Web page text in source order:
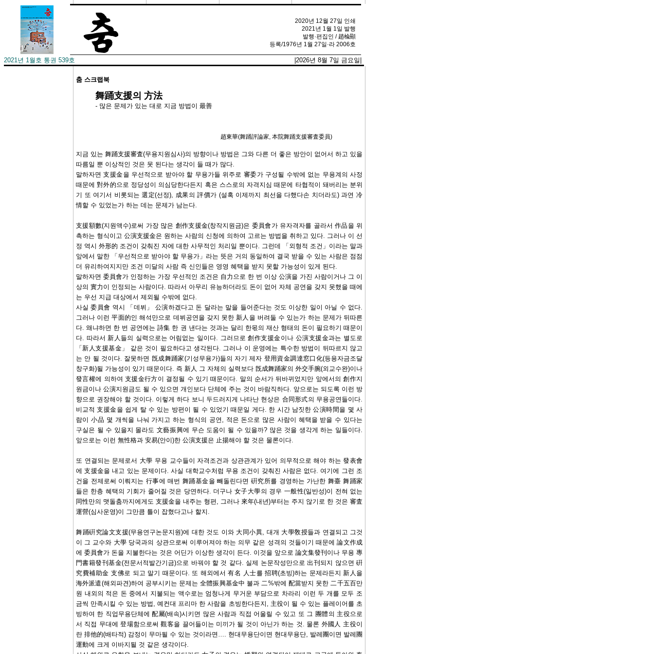
2020년 12월 27일 인쇄
2021년 1월 1일 발행
발행·편집인 / 趙楡顯
등록/1976년 1월 27일·라 2006호
2021년 1월호 통권 539호 |2026년 8월 7일 금요일|
춤 스크랩북
舞踊支援의 方法
- 많은 문제가 있는 대로 지금 방법이 最善
趙東華(舞踊評論家, 本院舞踊支援審査委員)
지금 있는 舞踊支援審査(무용지원심사)의 방향이나 방법은 그와 다른 더 좋은 방안이 없어서 하고 있을
따름일 뿐 이상적인 것은 못 된다는 생각이 들 때가 많다.
말하자면 支援金을 우선적으로 받아야 할 무용가들 위주로 審委가 구성될 수밖에 없는 무용계의 사정
때문에 對外的으로 정당성이 의심당한다든지 혹은 스스로의 자격지심 때문에 타협적이 돼버리는 분위
기 또 여기서 비롯되는 選定(선정), 成果의 評價가 (설혹 이제까지 최선을 다했다손 치더라도) 과연 冷
情할 수 있었는가 하는 데는 문제가 남는다.
支援額數(지원액수)로써 가장 많은 創作支援金(창작지원금)은 委員會가 유자격자를 골라서 作品을 위
촉하는 형식이고 公演支援金은 원하는 사람의 신청에 의하여 고르는 방법을 취하고 있다. 그러나 이 선
정 역시 外形的 조건이 갖춰진 자에 대한 사무적인 처리일 뿐이다. 그런데 「외형적 조건」이라는 말과
앞에서 말한 「우선적으로 받아야 할 무용가」라는 뜻은 거의 동일하여 결국 받을 수 있는 사람은 점점
더 유리하여지지만 조건 미달의 사람 즉 신인들은 영영 혜택을 받지 못할 가능성이 있게 된다.
말하자면 委員會가 인정하는 가장 우선적인 조건은 自力으로 한 번 이상 公演을 가진 사람이거나 그 이
상의 實力이 인정되는 사람이다. 따라서 아무리 유능하더라도 돈이 없어 자체 공연을 갖지 못했을 때에
는 우선 지급 대상에서 제외될 수밖에 없다.
사실 委員會 역시 「데뷔」 公演하겠다고 돈 달라는 말을 들어준다는 것도 이상한 일이 아닐 수 없다.
그러나 이런 平面的인 해석만으로 데뷔공연을 갖지 못한 新人을 버려둘 수 있는가 하는 문제가 뒤따른
다. 왜냐하면 한 번 공연에는 詩集 한 권 낸다는 것과는 달리 한몫의 재산 형태의 돈이 필요하기 때문이
다. 따라서 新人들의 실력으로는 어림없는 일이다. 그러므로 創作支援金이나 公演支援金과는 별도로
「新人支援基金」 같은 것이 필요하다고 생각된다. 그러나 이 운영에는 특수한 방법이 뒤따르지 않고
는 안 될 것이다. 잘못하면 旣成舞踊家(기성무용가)들의 자기 제자 登用資金調達窓口化(등용자금조달
창구화)될 가능성이 있기 때문이다. 즉 新人 그 자체의 실력보다 旣成舞踊家의 外交手腕(외교수완)이나
發言權에 의하여 支援金行方이 결정될 수 있기 때문이다. 말의 순서가 뒤바뀌었지만 앞에서의 創作지
원금이나 公演지원금도 될 수 있으면 개인보다 단체에 주는 것이 바람직하다. 앞으로는 되도록 이런 방
향으로 권장해야 할 것이다. 이렇게 하다 보니 두드러지게 나타난 현상은 合同形式의 무용공연들이다.
비교적 支援金을 쉽게 탈 수 있는 방편이 될 수 있었기 때문일 게다. 한 시간 남짓한 公演時間을 몇 사
람이 小品 몇 개씩을 나눠 가지고 하는 형식의 공연, 적은 돈으로 많은 사람이 혜택을 받을 수 있다는
구실은 될 수 있을지 몰라도 文藝振興에 무슨 도움이 될 수 있을까? 많은 것을 생각게 하는 일들이다.
앞으로는 이런 無性格과 安易(안이)한 公演支援은 止揚해야 할 것은 물론이다.
또 연결되는 문제로서 大學 무용 교수들이 자격조건과 상관관계가 있어 의무적으로 해야 하는 發表會
에 支援金을 내고 있는 문제이다. 사실 대학교수처럼 무용 조건이 갖춰진 사람은 없다. 여기에 그런 조
건을 전제로써 이뤄지는 行事에 매번 舞踊基金을 빼돌린다면 硏究所를 경영하는 가난한 舞臺 舞踊家
들은 한층 혜택의 기회가 줄어질 것은 당연하다. 더구나 女子大學의 경우 一般性(일반성)이 전혀 없는
同性만의 맷돌춤까지에게도 支援金을 내주는 형편, 그러나 來年(내년)부터는 주지 않기로 한 것은 審査
運營(심사운영)이 그만큼 틀이 잡혔다고나 할지.
舞踊硏究論文支援(무용연구논문지원)에 대한 것도 이와 大同小異, 대개 大學敎授들과 연결되고 그것
이 그 교수와 大學 당국과의 상관으로써 이루어져야 하는 의무 같은 성격의 것들이기 때문에 論文作成
에 委員會가 돈을 지불한다는 것은 어딘가 이상한 생각이 든다. 이것을 앞으로 論文集發刊이나 무용 專
門書籍發刊基金(전문서적발간기금)으로 바꿔야 할 것 같다. 실제 논문작성만으로 出刊되지 않으면 硏
究費補助金 支佛로 되고 말기 때문이다. 또 해외에서 有名 人士를 招聘(초빙)하는 문제라든지 新人을
海外派遣(해외파견)하여 공부시키는 문제는 全體振興基金中 불과 二%밖에 配當받지 못한 二千五百만
원 내외의 적은 돈 중에서 지불되는 액수로는 엄청나게 무거운 부담으로 차라리 이런 두 개를 모두 조
금씩 만족시킬 수 있는 방법, 예컨대 프리마 한 사람을 초빙한다든지, 主役이 될 수 있는 플레이어를 초
빙하여 한 직업무용단체에 配屬(배속)시키면 많은 사람과 직접 어울릴 수 있고 또 그 團體의 主役으로
서 직접 무대에 登場함으로써 觀客을 끌어들이는 미끼가 될 것이 아닌가 하는 것. 물론 外國人 主役이
란 排他的(배타적) 감정이 무마될 수 있는 것이라면…. 현대무용단이면 현대무용단, 발레團이면 발레團
運動에 크게 이바지될 것 같은 생각이다.